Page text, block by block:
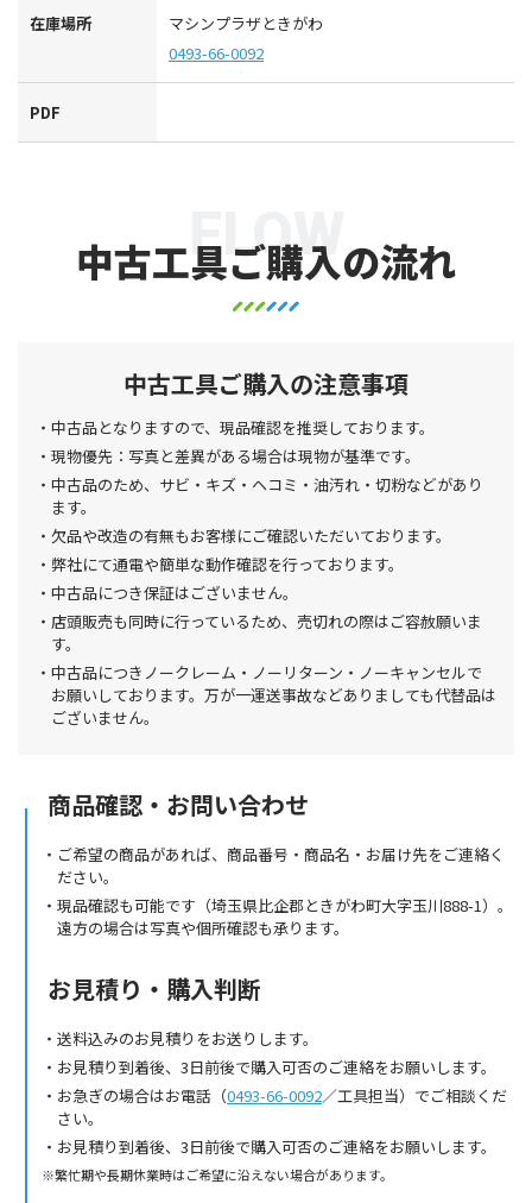
在庫場所
マシンプラザときがわ
0493-66-0092
PDF
中古工具ご購入の流れ
FLOW
中古工具ご購入の注意事項
中古品となりますので、現品確認を推奨しております。
現物優先：写真と差異がある場合は現物が基準です。
中古品のため、サビ・キズ・ヘコミ・油汚れ・切粉などがあり
ます。
欠品や改造の有無もお客様にご確認いただいております。
弊社にて通電や簡単な動作確認を行っております。
中古品につき保証はございません。
店頭販売も同時に行っているため、売切れの際はご容赦願いま
す。
中古品につきノークレーム・ノーリターン・ノーキャンセルで
お願いしております。万が一運送事故などありましても代替品は
ございません。
商品確認・お問い合わせ
ご希望の商品があれば、商品番号・商品名・お届け先をご連絡く
ださい。
現品確認も可能です（埼玉県比企郡ときがわ町大字玉川888-1）。
遠方の場合は写真や個所確認も承ります。
お見積り・購入判断
送料込みのお見積りをお送りします。
お見積り到着後、3日前後で購入可否のご連絡をお願いします。
お急ぎの場合はお電話（0493-66-0092／工具担当）でご相談くだ
さい。
お見積り到着後、3日前後で購入可否のご連絡をお願いします。
繁忙期や長期休業時はご希望に沿えない場合があります。